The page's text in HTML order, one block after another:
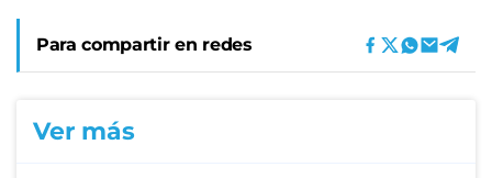
Para compartir en redes
Ver más